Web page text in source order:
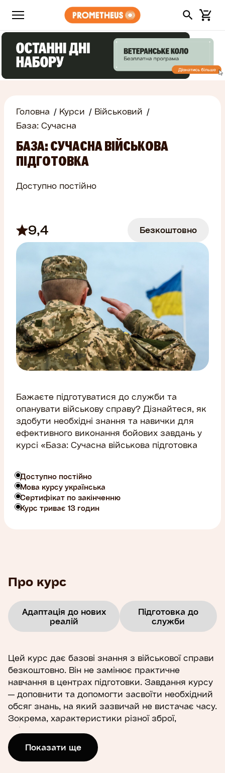
Головна Курси
Військовий
База: Сучасна
БАЗА: СУЧАСНА ВІЙСЬКОВА
ПІДГОТОВКА
Доступно постійно
9,4 Безкоштовно
Бажаєте підготуватися до служби та
опанувати військову справу? Дізнайтеся, як
здобути необхідні знання та навички для
ефективного виконання бойових завдань у
курсі «База: Сучасна військова підготовка
Доступно постійно
Мова курсу українська
Сертифікат по закінченню
Курс триває 13 годин
Про курс
Адаптація до нових
реалій
Підготовка до
служби
Цей курс дає базові знання з військової справи
безкоштовно. Він не замінює практичне
навчання в центрах підготовки. Завдання курсу
— доповнити та допомогти засвоїти необхідний
обсяг знань, на який зазвичай не вистачає часу.
Зокрема, характеристики різної зброї,
орієнтування, зв'язок, такмед, виживання в
польових умовах тощо.
Показати ще